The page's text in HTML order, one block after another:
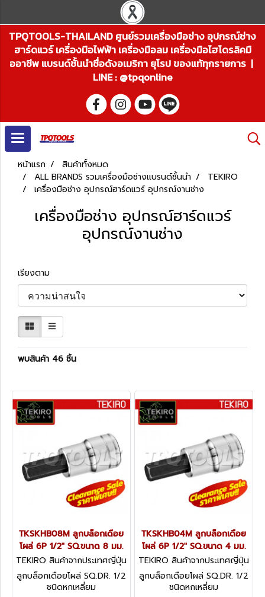
TPQTOOLS-THAILAND ศูนย์รวมเครื่องมือช่าง อุปกรณ์ช่าง
ฮาร์ดแวร์ เครื่องมือไฟฟ้า เครื่องมือลม เครื่องมือไฮโดรลิคมื
ออาชีพ แบรนด์ชั้นนำชื่อดังอเมริกา ยุโรป ของแท้ทุกรายการ |
LINE : @tpqonline
หน้าแรก
สินค้าทั้งหมด
ALL BRANDS รวมเครื่องมือช่างแบรนด์ชั้นนำ
TEKIRO
เครื่องมือช่าง อุปกรณ์ฮาร์ดแวร์ อุปกรณ์งานช่าง
เครื่องมือช่าง อุปกรณ์ฮาร์ดแวร์
อุปกรณ์งานช่าง
เรียงตาม
พบสินค้า 46 ชิ้น
TKSKHB08M ลูกบล็อกเดือย
โผล่ 6P 1/2" SQ.ขนาด 8 มม.
TEKIRO สินค้าจากประเทศญี่ปุ่น
TKSKHB08M
ลูกบล็อกเดือยโผล่ SQ.DR. 1/2
ชนิดหกเหลี่ยม
TKSKHB04M ลูกบล็อกเดือย
โผล่ 6P 1/2" SQ.ขนาด 4 มม.
TEKIRO สินค้าจากประเทศญี่ปุ่น
TKSKHB04M
ลูกบล็อกเดือยโผล่ SQ.DR. 1/2
ชนิดหกเหลี่ยม